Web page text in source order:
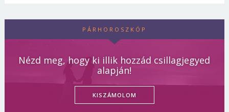
PÁRHOROSZKÓP
Nézd meg, hogy ki illik hozzád csillagjegyed
alapján!
KISZÁMOLOM